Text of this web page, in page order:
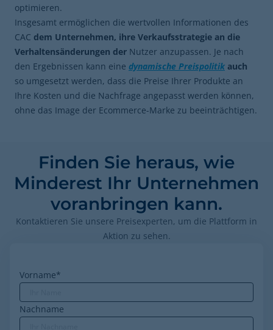
optimieren.
Insgesamt ermöglichen die wertvollen Informationen des
CAC dem Unternehmen, ihre Verkaufsstrategie an die
Verhaltensänderungen der Nutzer anzupassen. Je nach
den Ergebnissen kann eine dynamische Preispolitik auch
so umgesetzt werden, dass die Preise Ihrer Produkte an
Ihre Kosten und die Nachfrage angepasst werden können,
ohne das Image der Ecommerce-Marke zu beeinträchtigen.
Finden Sie heraus, wie
Minderest Ihr Unternehmen
voranbringen kann.
Kontaktieren Sie unsere Preisexperten, um die Plattform in
Aktion zu sehen.
Vorname*
Nachname